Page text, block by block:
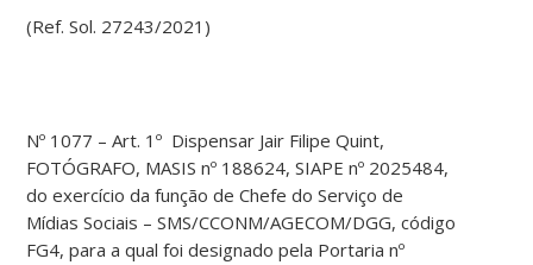
(Ref. Sol. 27243/2021)
Nº 1077 – Art. 1º Dispensar Jair Filipe Quint,
FOTÓGRAFO, MASIS nº 188624, SIAPE nº 2025484,
do exercício da função de Chefe do Serviço de
Mídias Sociais – SMS/CCONM/AGECOM/DGG, código
FG4, para a qual foi designado pela Portaria nº